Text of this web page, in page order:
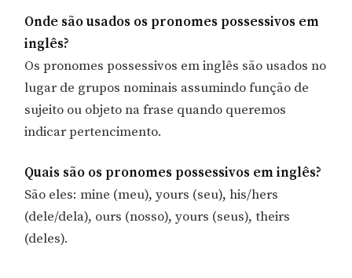
Onde são usados os pronomes possessivos em
inglês?
Os pronomes possessivos em inglês são usados no
lugar de grupos nominais assumindo função de
sujeito ou objeto na frase quando queremos
indicar pertencimento.
Quais são os pronomes possessivos em inglês?
São eles: mine (meu), yours (seu), his/hers
(dele/dela), ours (nosso), yours (seus), theirs
(deles).